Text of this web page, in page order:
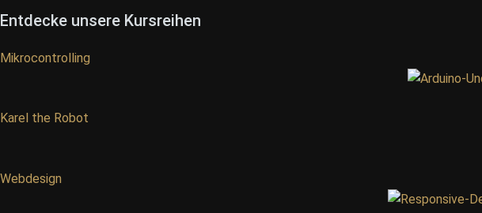
Entdecke unsere Kursreihen
Mikrocontrolling
Karel the Robot
Webdesign